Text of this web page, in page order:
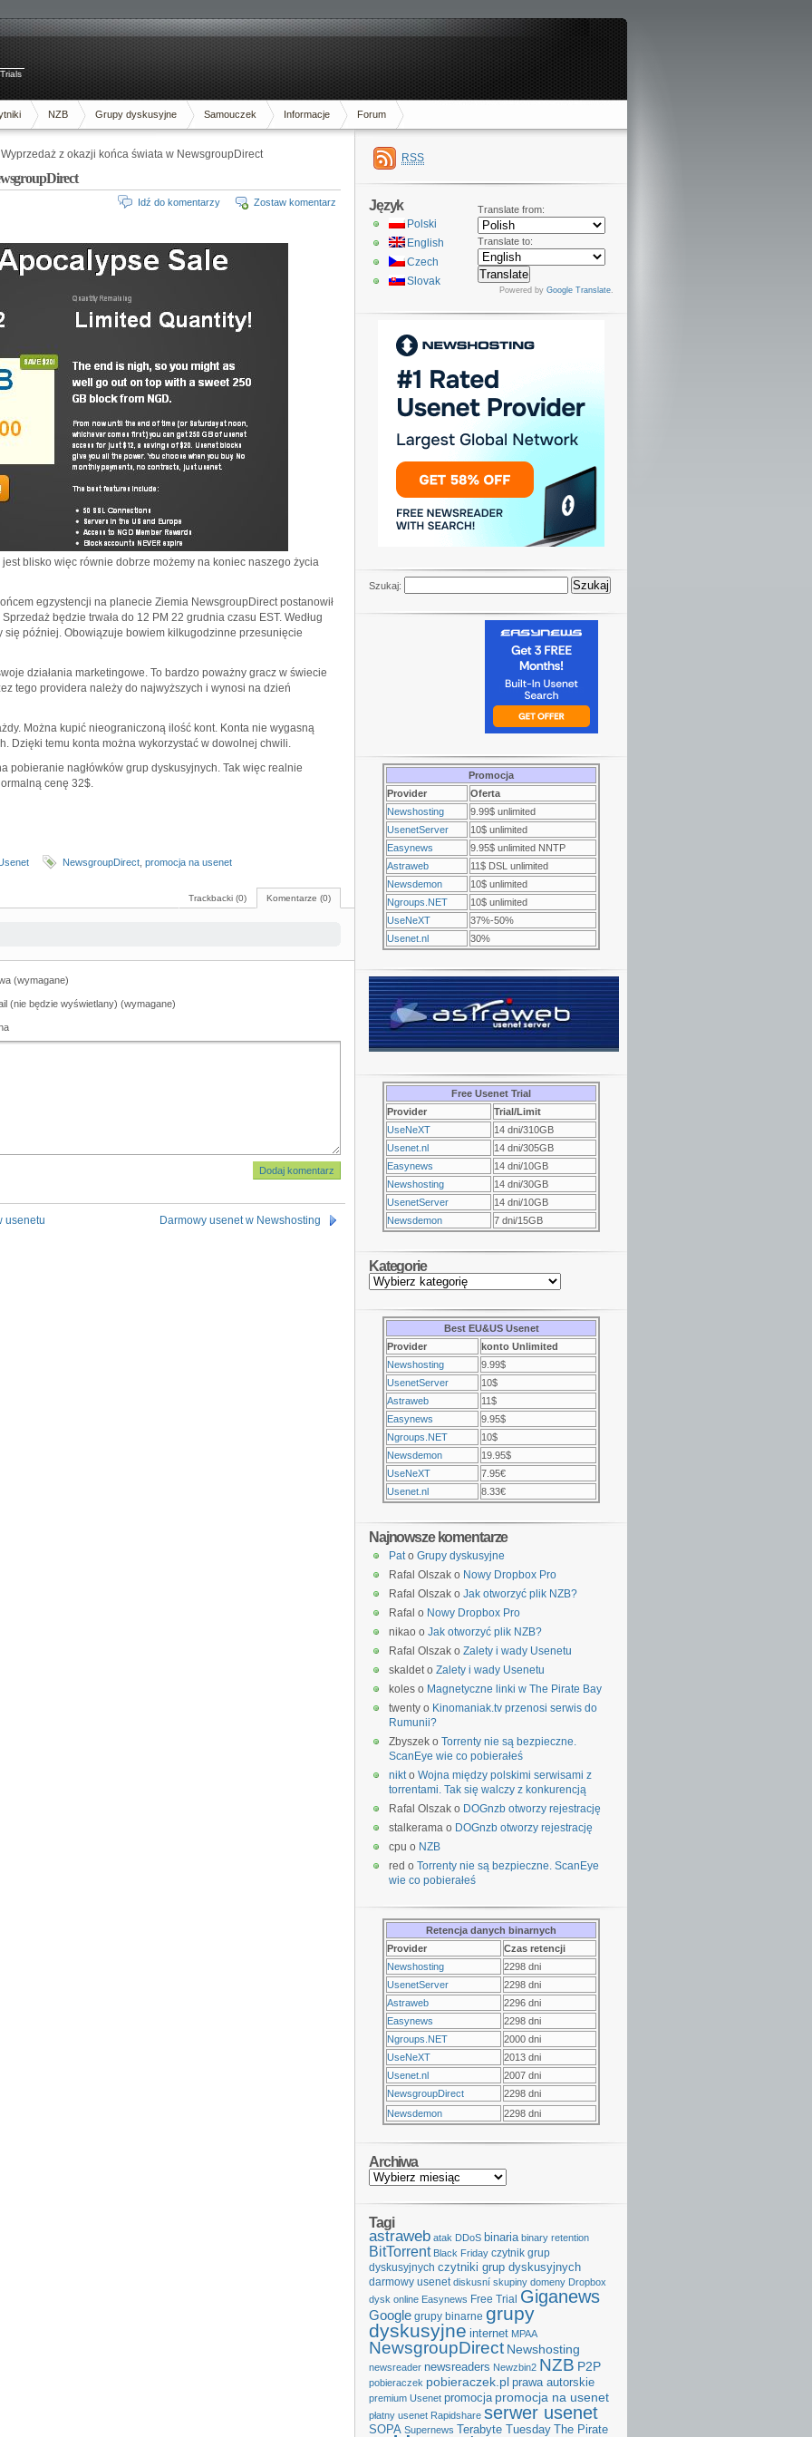
NZB Grupy dyskusyjne Samouczek Informacje Forum
z okazji końca świata w NewsgroupDirect
Idź do komentarzy Zostaw komentarz
jest blisko więc równie dobrze możemy na koniec naszego życia
egzystencji na planecie Ziemia NewsgroupDirect postanowił
Sprzedaż będzie trwała do 12 PM 22 grudnia czasu EST. Według
później. Obowiązuje bowiem kilkugodzinne przesunięcie
działania marketingowe. To bardzo poważny gracz w świecie
tego providera należy do najwyższych i wynosi na dzień
Można kupić nieograniczoną ilość kont. Konta nie wygasną
Dzięki temu konta można wykorzystać w dowolnej chwili.
pobieranie nagłówków grup dyskusyjnych. Tak więc realnie
cenę 32$.
NewsgroupDirect promocja na usenet
Komentarze (0)
Trackbacki (0)
(wymagane)
(nie będzie wyświetlany) (wymagane)
usenetu Darmowy usenet w Newshosting
RSS
Translate from:
Translate to:
Powered by Google Translate.
Język
Polski
English
Czech
Slovak
Szukaj:
Promocja
Provider
Oferta
Newshosting
9.99$ unlimited
UsenetServer
10$ unlimited
Easynews
9.95$ unlimited NNTP
Astraweb
11$ DSL unlimited
Newsdemon
10$ unlimited
Ngroups.NET
10$ unlimited
UseNeXT
37%-50%
Usenet.nl
30%
Free Usenet Trial
Provider
Trial/Limit
UseNeXT
14 dni/310GB
Usenet.nl
14 dni/305GB
Easynews
14 dni/10GB
Newshosting
14 dni/30GB
UsenetServer
14 dni/10GB
Newsdemon
7 dni/15GB
Kategorie
Best EU&US Usenet
Provider
konto Unlimited
Newshosting
9.99$
UsenetServer
10$
Astraweb
11$
Easynews
9.95$
Ngroups.NET
10$
Newsdemon
19.95$
UseNeXT
7.95€
Usenet.nl
8.33€
Najnowsze komentarze
Pato Grupy dyskusyjne
Rafal Olszak o Nowy Dropbox Pro
Rafal Olszak o Jak otworzyć plik NZB?
Rafal o Nowy Dropbox Pro
nikao o Jak otworzyć plik NZB?
Rafal Olszak o Zalety i wady Usenetu
skaldet o Zalety i wady Usenetu
koles o Magnetyczne linki w The Pirate Bay
twenty o Kinomaniak.tv przenosi serwis do
Rumunii?
Zbyszek o Torrenty nie są bezpieczne.
ScanEye wie co pobierałeś
nikto Wojna między polskimi serwisami z
torrentami. Tak się walczy z konkurencją
Rafal Olszak o DOGnzb otworzy rejestrację
stalkerama o DOGnzb otworzy rejestrację
cpu o NZB
red o Torrenty nie są bezpieczne. ScanEye
wie co pobierałeś
Retencja danych binarnych
Provider
Czas retencji
Newshosting
2298 dni
UsenetServer
2298 dni
Astraweb
2296 dni
Easynews
2298 dni
Ngroups.NET
2000 dni
UseNeXT
2013 dni
Usenet.nl
2007 dni
NewsgroupDirect
2298 dni
Newsdemon
2298 dni
Archiwa
Tagi
astraweb atak DDoS binaria binary retention
BitTorrent Black Friday czytnik grup
dyskusyjnych czytniki grup dyskusyjnych
darmowy usenet diskusní skupiny domeny Dropbox
dysk online Easynews Free Trial Giganews
Google grupy binarne grupy
dyskusyjne internet MPAA
NewsgroupDirect Newshosting
newsreader newsreaders Newzbin2 NZB P2P
pobieraczek pobieraczek.pl prawa autorskie
premium Usenet promocja promocja na usenet
płatny usenet Rapidshare serwer usenet
SOPA Supernews Terabyte Tuesday The Pirate